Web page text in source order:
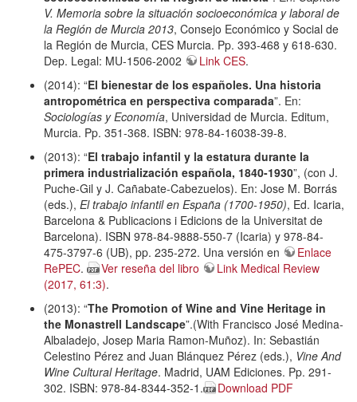
V. Memoria sobre la situación socioeconómica y laboral de
la Región de Murcia 2013, Consejo Económico y Social de
la Región de Murcia, CES Murcia. Pp. 393-468 y 618-630.
Dep. Legal: MU-1506-2002
Link CES.
(2014): “El bienestar de los españoles. Una historia
antropométrica en perspectiva comparada”. En:
Sociologías y Economía, Universidad de Murcia. Editum,
Murcia. Pp. 351-368. ISBN: 978-84-16038-39-8.
(2013): “El trabajo infantil y la estatura durante la
primera industrialización española, 1840-1930”, (con J.
Puche-Gil y J. Cañabate-Cabezuelos). En: Jose M. Borrás
(eds.), El trabajo infantil en España (1700-1950), Ed. Icaria,
Barcelona & Publicacions i Edicions de la Universitat de
Barcelona). ISBN 978-84-9888-550-7 (Icaria) y 978-84-
475-3797-6 (UB), pp. 235-272. Una versión en
Enlace
RePEC. Ver reseña del libro
Link Medical Review
(2017, 61:3).
(2013): “The Promotion of Wine and Vine Heritage in
the Monastrell Landscape”.(With Francisco José Medina-
Albaladejo, Josep Maria Ramon-Muñoz). In: Sebastián
Celestino Pérez and Juan Blánquez Pérez (eds.), Vine And
Wine Cultural Heritage. Madrid, UAM Ediciones. Pp. 291-
302. ISBN: 978-84-8344-352-1.
Download PDF